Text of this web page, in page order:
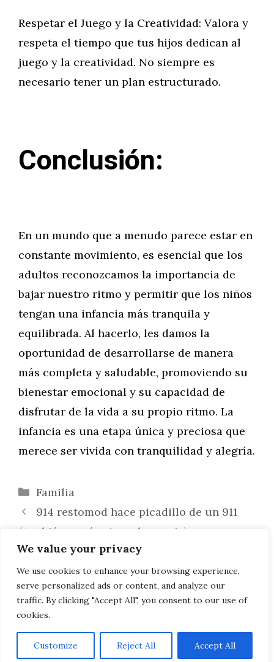
We value your privacy
We use cookies to enhance your browsing experience,
serve personalized ads or content, and analyze our
traffic. By clicking "Accept All", you consent to our use of
cookies.
Customize Reject All Accept All
Respetar el Juego y la Creatividad: Valora y
respeta el tiempo que tus hijos dedican al
juego y la creatividad. No siempre es
necesario tener un plan estructurado.
Conclusión:
En un mundo que a menudo parece estar en
constante movimiento, es esencial que los
adultos reconozcamos la importancia de
bajar nuestro ritmo y permitir que los niños
tengan una infancia más tranquila y
equilibrada. Al hacerlo, les damos la
oportunidad de desarrollarse de manera
más completa y saludable, promoviendo su
bienestar emocional y su capacidad de
disfrutar de la vida a su propio ritmo. La
infancia es una etapa única y preciosa que
merece ser vivida con tranquilidad y alegría.
Categorías
Familia
914 restomod hace picadillo de un 911
(también en términos de precio)
Cinco Errores Comunes al Elegir
Actividades Extraescolares para Nuestros
Hijos
AVISO LEGAL, POLITICA DE PRIVACIDAD, COOKIES